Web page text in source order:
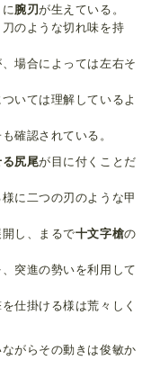
腕刃が生えている。
のような切れ味を持
場合によっては左右そ
いては理解しているよ
確認されている。
尻尾が目に付くことだ
に二つの刃のような甲
し、まるで十文字槍の
突進の勢いを利用して
仕掛ける様は荒々しく
がらその動きは俊敏か